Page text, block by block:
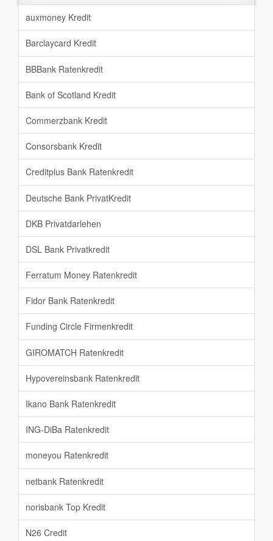
auxmoney Kredit
Barclaycard Kredit
BBBank Ratenkredit
Bank of Scotland Kredit
Commerzbank Kredit
Consorsbank Kredit
Creditplus Bank Ratenkredit
Deutsche Bank PrivatKredit
DKB Privatdarlehen
DSL Bank Privatkredit
Ferratum Money Ratenkredit
Fidor Bank Ratenkredit
Funding Circle Firmenkredit
GIROMATCH Ratenkredit
Hypovereinsbank Ratenkredit
Ikano Bank Ratenkredit
ING-DiBa Ratenkredit
moneyou Ratenkredit
netbank Ratenkredit
norisbank Top Kredit
N26 Credit